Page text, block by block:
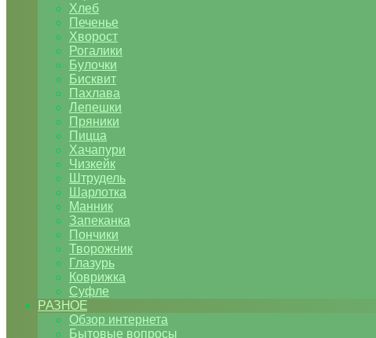
Хлеб
Печенье
Хворост
Рогалики
Булочки
Бисквит
Пахлава
Лепешки
Пряники
Пицца
Хачапури
Чизкейк
Штрудель
Шарлотка
Манник
Запеканка
Пончики
Творожник
Глазурь
Коврижка
Суфле
РАЗНОЕ
Обзор интернета
Бытовые вопросы